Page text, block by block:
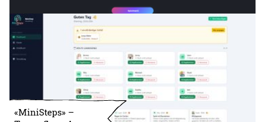
«MiniSteps» –